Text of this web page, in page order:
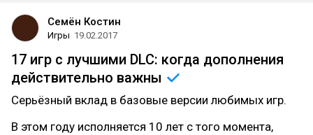
Семён Костин
Игры 19.02.2017
17 игр с лучшими DLC: когда дополнения
действительно важны
Серьёзный вклад в базовые версии любимых игр.
В этом году исполняется 10 лет с того момента,